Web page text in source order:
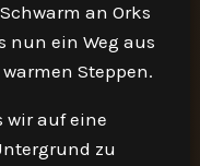
an Orks
nun ein Weg aus
Steppen.
wir auf eine
zu